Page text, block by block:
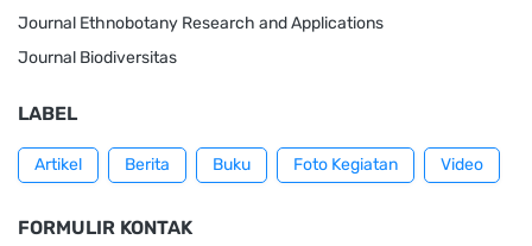
Journal Ethnobotany Research and Applications
Journal Biodiversitas
LABEL
Artikel Berita Buku Foto Kegiatan Video
FORMULIR KONTAK